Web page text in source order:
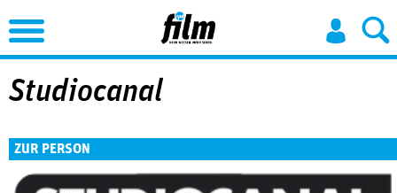
Jump to Navigation
Studiocanal
ZUR PERSON